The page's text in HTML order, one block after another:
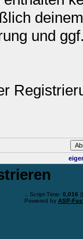
und
.: Script-Time: 0,016
Powered by ASP-